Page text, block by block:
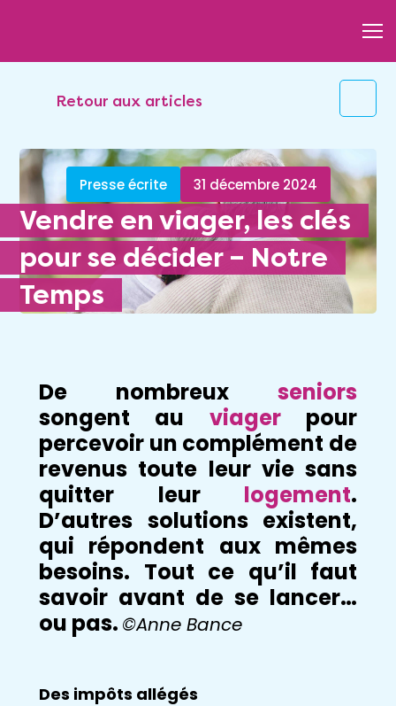
Retour aux articles
Presse écrite 31 décembre 2024
Vendre en viager, les clés
pour se décider – Notre
Temps
De nombreux seniors
songent au viagerpour
percevoir un complément de
revenus toute leur vie sans
quitter leur logement.
D’autres solutions existent,
qui répondent aux mêmes
besoins. Tout ce qu’il faut
savoir avant de se lancer…
ou pas. ©Anne Bance
Des impôts allégés